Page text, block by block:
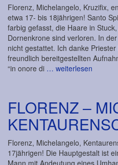
Florenz, Michelangelo, Kruzifix,
etwa 17- bis 18jährigen! Santo
farbig gefasst, die Haare in
Dornenkrone sind verloren. In
nicht gestattet. Ich danke
freundlich bereitgestellten
“in onore di … weiterlesen
FLORENZ –
Florenz, Michelangelo,
17jährigen! Die Hauptgestalt ist
Mann mit Andeutung eines